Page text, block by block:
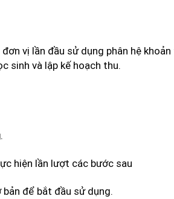
vị lần đầu sử dụng phân hệ
sinh và lập kế hoạch thu.
.
hiện lần lượt các bước sau
để bắt đầu sử dụng.